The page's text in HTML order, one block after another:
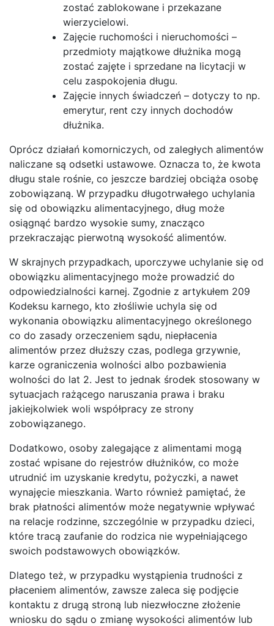
zostać zablokowane i przekazane
wierzycielowi.
Zajęcie ruchomości i nieruchomości –
przedmioty majątkowe dłużnika mogą
zostać zajęte i sprzedane na licytacji w
celu zaspokojenia długu.
Zajęcie innych świadczeń – dotyczy to np.
emerytur, rent czy innych dochodów
dłużnika.
Oprócz działań komorniczych, od zaległych alimentów
naliczane są odsetki ustawowe. Oznacza to, że kwota
długu stale rośnie, co jeszcze bardziej obciąża osobę
zobowiązaną. W przypadku długotrwałego uchylania
się od obowiązku alimentacyjnego, dług może
osiągnąć bardzo wysokie sumy, znacząco
przekraczając pierwotną wysokość alimentów.
W skrajnych przypadkach, uporczywe uchylanie się od
obowiązku alimentacyjnego może prowadzić do
odpowiedzialności karnej. Zgodnie z artykułem 209
Kodeksu karnego, kto złośliwie uchyla się od
wykonania obowiązku alimentacyjnego określonego
co do zasady orzeczeniem sądu, niepłacenia
alimentów przez dłuższy czas, podlega grzywnie,
karze ograniczenia wolności albo pozbawienia
wolności do lat 2. Jest to jednak środek stosowany w
sytuacjach rażącego naruszania prawa i braku
jakiejkolwiek woli współpracy ze strony
zobowiązanego.
Dodatkowo, osoby zalegające z alimentami mogą
zostać wpisane do rejestrów dłużników, co może
utrudnić im uzyskanie kredytu, pożyczki, a nawet
wynajęcie mieszkania. Warto również pamiętać, że
brak płatności alimentów może negatywnie wpływać
na relacje rodzinne, szczególnie w przypadku dzieci,
które tracą zaufanie do rodzica nie wypełniającego
swoich podstawowych obowiązków.
Dlatego też, w przypadku wystąpienia trudności z
płaceniem alimentów, zawsze zaleca się podjęcie
kontaktu z drugą stroną lub niezwłoczne złożenie
wniosku do sądu o zmianę wysokości alimentów lub